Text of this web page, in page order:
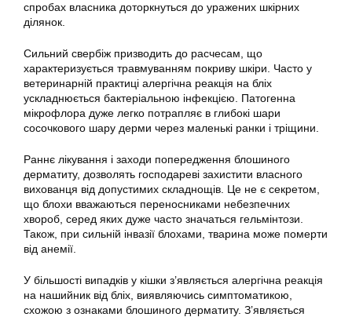
спробах власника доторкнуться до уражених шкірних
ділянок.
Сильний свербіж призводить до расчесам, що
характеризується травмуванням покриву шкіри. Часто у
ветеринарній практиці алергічна реакція на бліх
ускладнюється бактеріальною інфекцією. Патогенна
мікрофлора дуже легко потрапляє в глибокі шари
сосочкового шару дерми через маленькі ранки і тріщини.
Раннє лікування і заходи попередження блошиного
дерматиту, дозволять господареві захистити власного
вихованця від допустимих складнощів. Це не є секретом,
що блохи вважаються переносниками небезпечних
хвороб, серед яких дуже часто значаться гельмінтози.
Також, при сильній інвазії блохами, тварина може померти
від анемії.
У більшості випадків у кішки з’являється алергічна реакція
на нашийник від бліх, виявляючись симптоматикою,
схожою з ознаками блошиного дерматиту. З’являється